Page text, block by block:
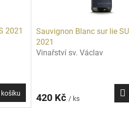
2021
košíku
Sauvignon Blanc sur lie
2021
Vinařství sv. Václav
420 Kč / ks